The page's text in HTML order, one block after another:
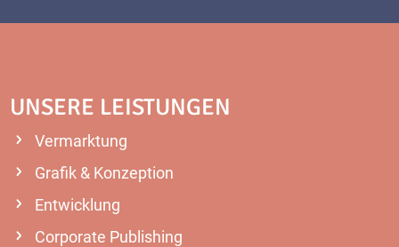
UNSERE LEISTUNGEN
Vermarktung
Grafik & Konzeption
Entwicklung
Corporate Publishing